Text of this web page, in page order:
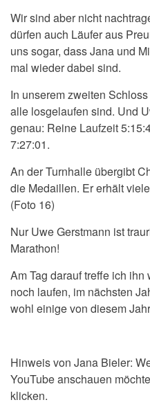
Wir sind aber nicht
dürfen auch Läufer aus
uns sogar, dass Jana und
mal wieder dabei sind.
In unserem zweiten
alle losgelaufen sind. Und
genau: Reine Laufzeit
7:27:01.
An der Turnhalle übergibt
die Medaillen. Er erhält
(Foto 16)
Nur Uwe Gerstmann ist
Marathon!
Am Tag darauf treffe ich
noch laufen, im nächsten
wohl einige von diesem
Hinweis von Jana Bieler:
YouTube anschauen
klicken.